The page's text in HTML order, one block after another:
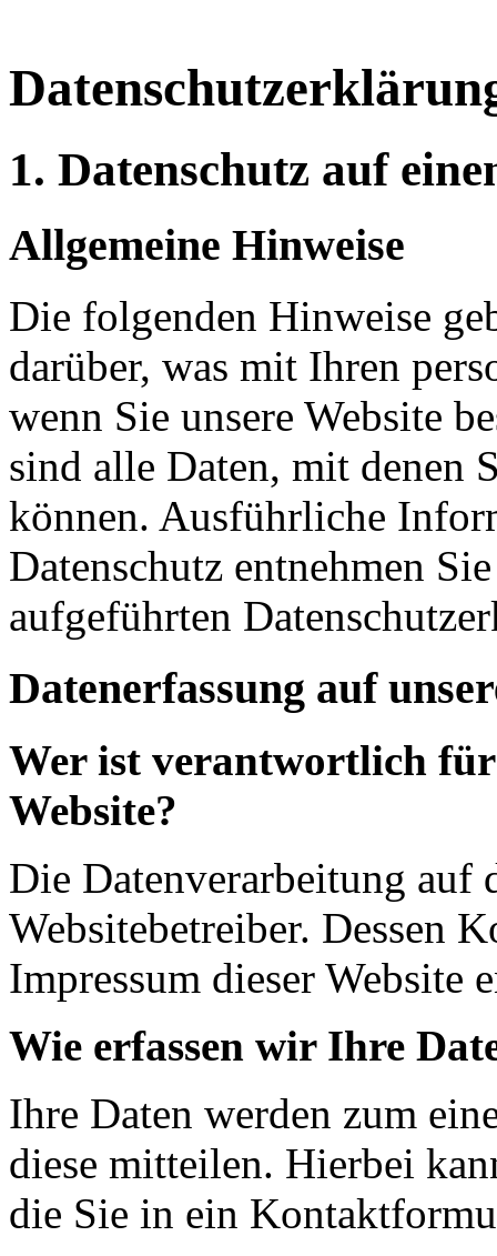
1. Datenschutz auf
Allgemeine Hinweise
Die folgenden Hinweise
darüber, was mit Ihren
wenn Sie unsere Website
sind alle Daten, mit denen
können. Ausführliche
Datenschutz entnehmen
aufgeführten
Datenerfassung auf
Wer ist verantwortlich für
Website?
Die Datenverarbeitung auf
Websitebetreiber. Dessen
Impressum dieser Website
Wie erfassen wir Ihre
Ihre Daten werden zum
diese mitteilen. Hierbei
die Sie in ein